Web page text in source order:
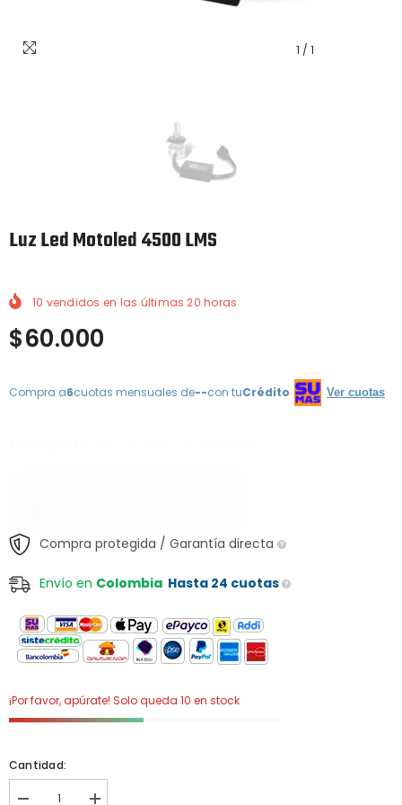
1 / 1
Luz Led Motoled 4500 LMS
10 vendidos en las últimas20 horas
$60.000
Compra a6cuotas mensuales de--con tuCrédito Ver cuotas
Compra protegida / Garantía directa
Envío en Colombia Hasta 24 cuotas
¡Por favor, apúrate! Solo queda 10 en stock
Cantidad: